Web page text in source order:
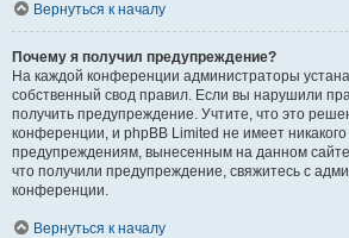
Вернуться к началу
Почему я получил предупреждение?
На каждой конференции администраторы
собственный свод правил. Если вы нарушили
получить предупреждение. Учтите, что это
конференции, и phpBB Limited не имеет
предупреждениям, вынесенным на данном
что получили предупреждение, свяжитесь с
конференции.
Вернуться к началу